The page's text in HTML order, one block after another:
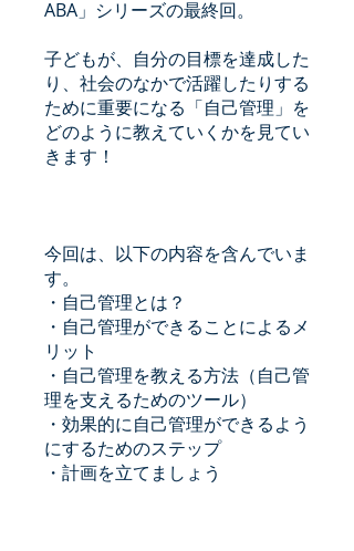
ABA」シリーズの最終回。
子どもが、自分の目標を達成した
り、社会のなかで活躍したりする
ために重要になる「自己管理」を
どのように教えていくかを見てい
きます！
今回は、以下の内容を含んでいま
す。
・自己管理とは？
・自己管理ができることによるメ
リット
・自己管理を教える方法（自己管
理を支えるためのツール）
・効果的に自己管理ができるよう
にするためのステップ
・計画を立てましょう